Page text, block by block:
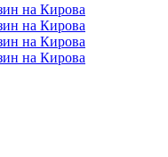
на Кирова
на Кирова
на Кирова
на Кирова